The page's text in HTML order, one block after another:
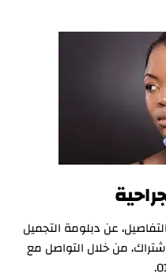
عن دبلومة التجميل
من خلال التواصل مع